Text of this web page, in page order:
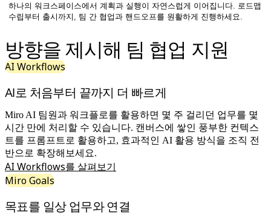
컨셉맵
플로차트
로드맵 작성
프로세스 매핑
프로토타입 및 와이어프레임
고객 여정 매핑
리서치 종합 분석
Design Workshops
Planning & Delivery
목표 계획
조직 설계
솔루션
비즈니스 유형별
소규모 비즈니스
하나의 워크스페이스에서 계획과 실행이 자연스럽게 이어집니다. 로드맵
수립부터 출시까지, 팀 간 협업과 핸드오프를 원활하게 진행하세요.
방향을 제시해 팀 협업 지원
AI Workflows
AI로 처음부터 끝까지 더 빠르게
Miro AI 팀원과 워크플로를 활용하면 몇 주 걸리던 업무를 몇
시간 만에 처리할 수 있습니다. 캔버스에 쌓인 풍부한 컨텍스
트를 프롬프트로 활용하고, 효과적인 AI 활용 방식을 조직 전
반으로 확장해보세요.
AI Workflows를 살펴보기
Miro Goals
목표를 일상 업무와 연결